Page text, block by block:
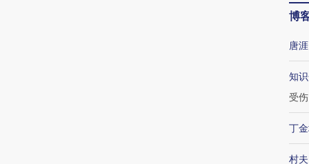
博
唐涯
知
受伤
丁
村